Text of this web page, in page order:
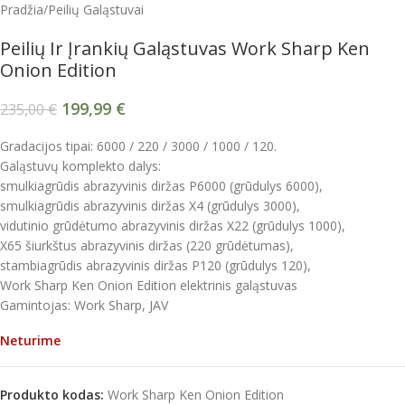
Pradžia/Peilių Galąstuvai
Peilių Ir Įrankių Galąstuvas Work Sharp Ken
Onion Edition
235,00€ 199,99 €
Gradacijos tipai: 6000 / 220 / 3000 / 1000 / 120.
Galąstuvų komplekto dalys:
smulkiagrūdis abrazyvinis diržas P6000 (grūdulys 6000),
smulkiagrūdis abrazyvinis diržas X4 (grūdulys 3000),
vidutinio grūdėtumo abrazyvinis diržas X22 (grūdulys 1000),
X65 šiurkštus abrazyvinis diržas (220 grūdėtumas),
stambiagrūdis abrazyvinis diržas P120 (grūdulys 120),
Work Sharp Ken Onion Edition elektrinis galąstuvas
Gamintojas: Work Sharp, JAV
Neturime
Produkto kodas: Work Sharp Ken Onion Edition